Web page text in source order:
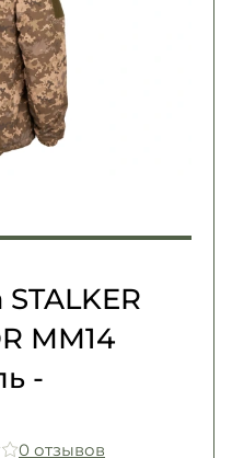
ММ14
-
0 отзывов